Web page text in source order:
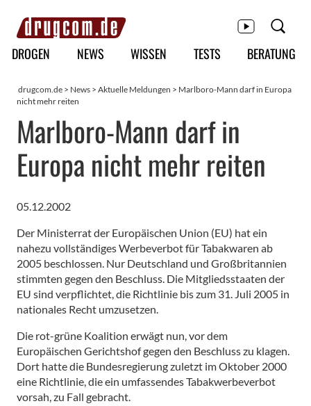
Hauptmenü
DROGEN NEWS WISSEN TESTS BERATUNG
drugcom.de > News > Aktuelle Meldungen > Marlboro-Mann darf in Europa
nicht mehr reiten
Marlboro-Mann darf in
Europa nicht mehr reiten
05.12.2002
Der Ministerrat der Europäischen Union (EU) hat ein
nahezu vollständiges Werbeverbot für Tabakwaren ab
2005 beschlossen. Nur Deutschland und Großbritannien
stimmten gegen den Beschluss. Die Mitgliedsstaaten der
EU sind verpflichtet, die Richtlinie bis zum 31. Juli 2005 in
nationales Recht umzusetzen.
Die rot-grüne Koalition erwägt nun, vor dem
Europäischen Gerichtshof gegen den Beschluss zu klagen.
Dort hatte die Bundesregierung zuletzt im Oktober 2000
eine Richtlinie, die ein umfassendes Tabakwerbeverbot
vorsah, zu Fall gebracht.